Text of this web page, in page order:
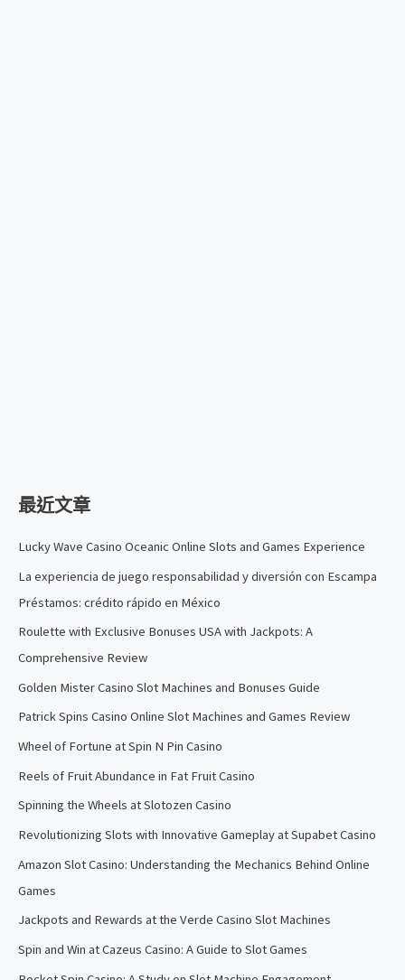
最近文章
Lucky Wave Casino Oceanic Online Slots and Games Experience
La experiencia de juego responsabilidad y diversión con Escampa
Préstamos: crédito rápido en México
Roulette with Exclusive Bonuses USA with Jackpots: A
Comprehensive Review
Golden Mister Casino Slot Machines and Bonuses Guide
Patrick Spins Casino Online Slot Machines and Games Review
Wheel of Fortune at Spin N Pin Casino
Reels of Fruit Abundance in Fat Fruit Casino
Spinning the Wheels at Slotozen Casino
Revolutionizing Slots with Innovative Gameplay at Supabet Casino
Amazon Slot Casino: Understanding the Mechanics Behind Online
Games
Jackpots and Rewards at the Verde Casino Slot Machines
Spin and Win at Cazeus Casino: A Guide to Slot Games